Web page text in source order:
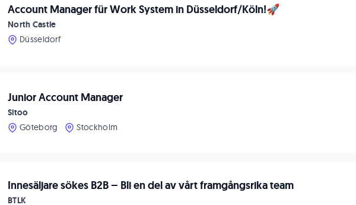
Account Manager für Work System in Düsseldorf/Köln!🚀
North Castle
Düsseldorf
Junior Account Manager
Sitoo
Göteborg
Stockholm
Innesäljare sökes B2B – Bli en del av vårt framgångsrika team
BTLK